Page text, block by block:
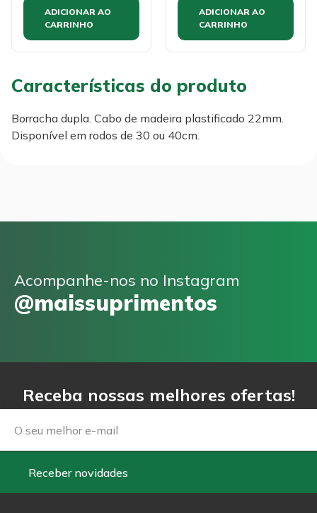
ADICIONAR AO
CARRINHO
ADICIONAR AO
CARRINHO
Características do produto
Borracha dupla. Cabo de madeira plastificado 22mm.
Disponível em rodos de 30 ou 40cm.
Acompanhe-nos no Instagram
@maissuprimentos
Receba nossas melhores ofertas!
Email
Receber novidades